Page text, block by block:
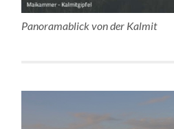
Panoramablick von der Kalmit